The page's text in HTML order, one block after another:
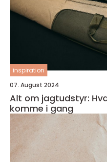
inspiration
07. August 2024
Alt om jagtudstyr:
komme i gang